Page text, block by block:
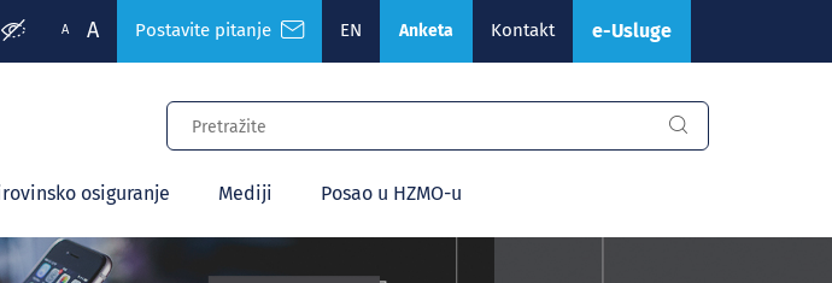
A A Postavite pitanje EN Anketa Kontakt e-Usluge
osiguranje Mediji Posao u HZMO-u